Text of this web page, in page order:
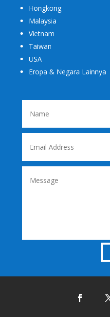
Hongkong
Malaysia
Vietnam
Taiwan
USA
Eropa & Negara Lainnya